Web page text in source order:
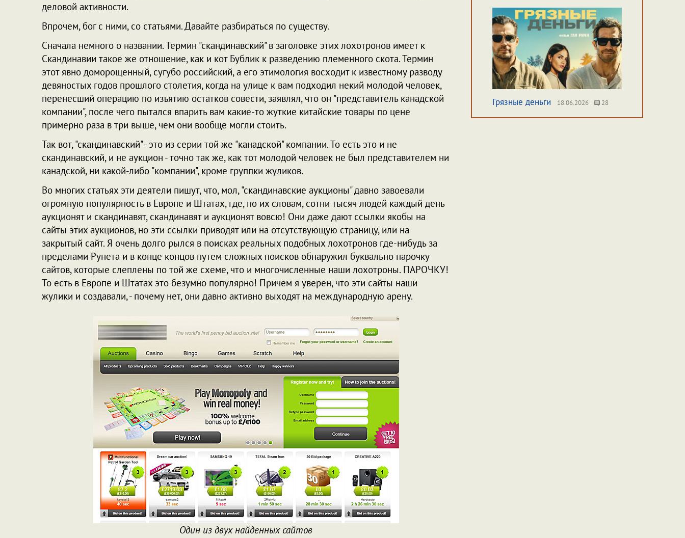
деловой активности.
Впрочем, бог с ними, со статьями. Давайте разбираться по существу.
Сначала немного о названии. Термин "скандинавский" в заголовке этих лохотронов имеет к
Скандинавии такое же отношение, как и кот Бублик к разведению племенного скота. Термин
этот явно доморощенный, сугубо российский, а его этимология восходит к известному разводу
девяностых годов прошлого столетия, когда на улице к вам подходил некий молодой человек,
перенесший операцию по изъятию остатков совести, заявлял, что он "представитель канадской
компании", после чего пытался впарить вам какие-то жуткие китайские товары по цене
примерно раза в три выше, чем они вообще могли стоить.
Так вот, "скандинавский" - это из серии той же "канадской" компании. То есть это и не
скандинавский, и не аукцион - точно так же, как тот молодой человек не был представителем ни
канадской, ни какой-либо "компании", кроме группки жуликов.
Во многих статьях эти деятели пишут, что, мол, "скандинавские аукционы" давно завоевали
огромную популярность в Европе и Штатах, где, по их словам, сотни тысяч людей каждый день
аукционят и скандинавят, скандинавят и аукционят вовсю! Они даже дают ссылки якобы на
сайты этих аукционов, но эти ссылки приводят или на отсутствующую страницу, или на
закрытый сайт. Я очень долго рылся в поисках реальных подобных лохотронов где-нибудь за
пределами Рунета и в конце концов путем сложных поисков обнаружил буквально парочку
сайтов, которые слеплены по той же схеме, что и многочисленные наши лохотроны. ПАРОЧКУ!
То есть в Европе и Штатах это безумно популярно! Причем я уверен, что эти сайты наши
жулики и создавали, - почему нет, они давно активно выходят на международную арену.
Один из двух найденных сайтов
Грязные деньги 18.06.2026 28